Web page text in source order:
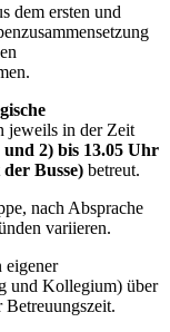
dem ersten und
jeweils in der Zeit
2) bis 13.05 Uhr
Busse) betreut.
nach Absprache
variieren.
eigener
und Kollegium) über